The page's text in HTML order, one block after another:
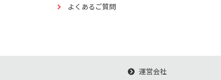
よくあるご質問
運営会社